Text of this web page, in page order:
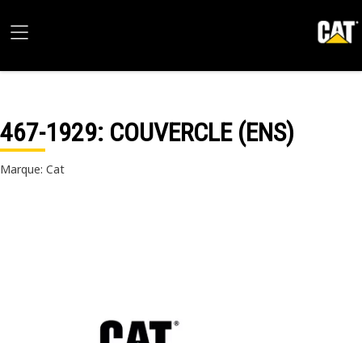
467-1929: COUVERCLE (ENS)
Marque: Cat